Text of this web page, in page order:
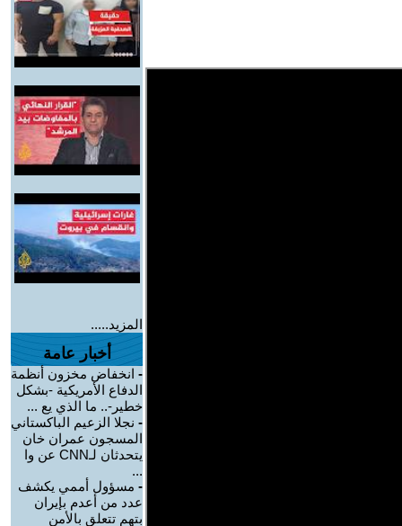
المزيد.....
أخبار عامة
- انخفاض مخزون أنظمة
الدفاع الأمريكية -بشكل
خطير-.. ما الذي يع ...
- نجلا الزعيم الباكستاني
المسجون عمران خان
يتحدثان لـCNN عن وا
...
- مسؤول أممي يكشف
عدد من أعدم بإيران
بتهم تتعلق بالأمن